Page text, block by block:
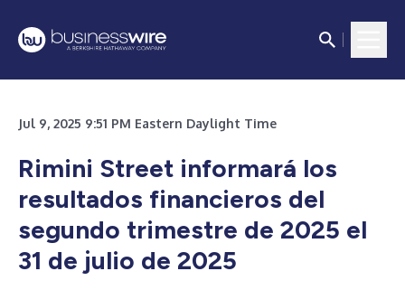
Jul 9, 2025 9:51 PM Eastern Daylight Time
Rimini Street informará los
resultados financieros del
segundo trimestre de 2025 el
31 de julio de 2025